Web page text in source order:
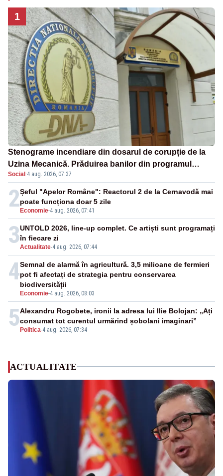
1
Stenograme incendiare din dosarul de corupție de la
Uzina Mecanică. Prăduirea banilor din programul
SAFE, interceptată de DNA
Social·4 aug. 2026, 07:37
2Economie-4 aug. 2026, 07:41
Șeful "Apelor Române": Reactorul 2 de la Cernavodă mai
poate funcționa doar 5 zile
3Actualitate-4 aug. 2026, 07:44
UNTOLD 2026, line-up complet. Ce artiști sunt programați
în fiecare zi
4
Economie-4 aug. 2026, 08:03
Semnal de alarmă în agricultură. 3,5 milioane de fermieri
pot fi afectați de strategia pentru conservarea
biodiversității
5Politica-4 aug. 2026, 07:34
Alexandru Rogobete, ironii la adresa lui Ilie Bolojan: „Ați
consumat tot curentul urmărind șobolani imaginari”
ACTUALITATE